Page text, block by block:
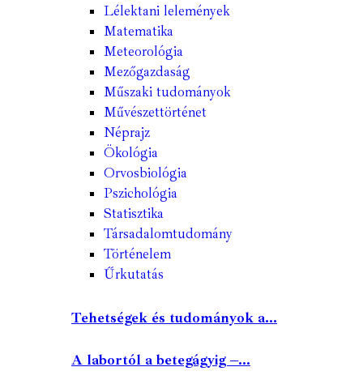
Lélektani lelemények
Matematika
Meteorológia
Mezőgazdaság
Műszaki tudományok
Művészettörténet
Néprajz
Ökológia
Orvosbiológia
Pszichológia
Statisztika
Társadalomtudomány
Történelem
Űrkutatás
Tehetségek és tudományok a...
A labortól a betegágyig –...